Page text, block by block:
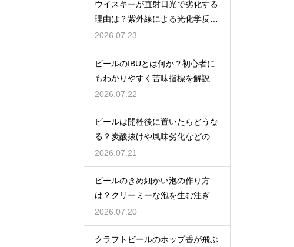
ウイスキーが直射日光で劣化する
理由は？紫外線による光化学反応
で風味が損なわれるため
2026.07.23
ビールのIBUとは何か？初心者に
もわかりやすく苦味指標を解説
2026.07.22
ビールは開栓後に置いたらどうな
る？炭酸抜けや風味劣化などの影
響を解説
2026.07.21
ビールのきめ細かい泡の作り方
は？クリーミーな泡を生む注ぎ方
のコツ
2026.07.20
クラフトビールのホップ香が飛ぶ